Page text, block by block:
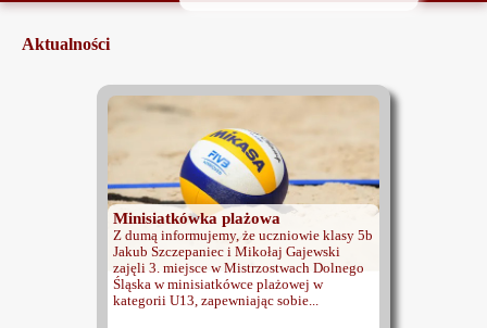
Aktualności
Minisiatkówka plażowa
Z dumą informujemy, że uczniowie klasy 5b
Jakub Szczepaniec i Mikołaj Gajewski
zajęli 3. miejsce w Mistrzostwach Dolnego
Śląska w minisiatkówce plażowej w
kategorii U13, zapewniając sobie...